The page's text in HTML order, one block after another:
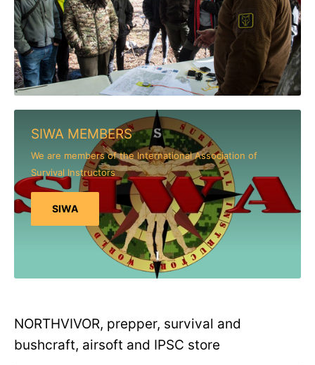
SIWA MEMBERS
We are members of the International Association of
Survival Instructors
SIWA
NORTHVIVOR, prepper, survival and
bushcraft, airsoft and IPSC store